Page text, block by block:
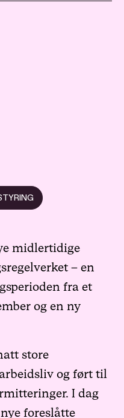
midlertidige
– en
fra et
og en ny
store
og ført til
I dag
foreslåtte